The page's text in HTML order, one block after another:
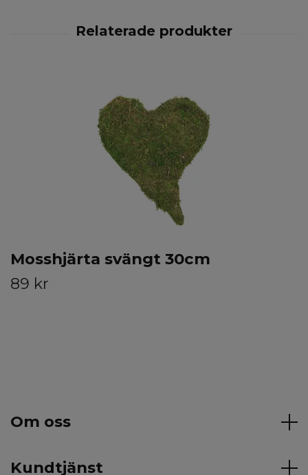
Mosshjärta svängt 30cm
89 kr
Om oss
Kundtjänst